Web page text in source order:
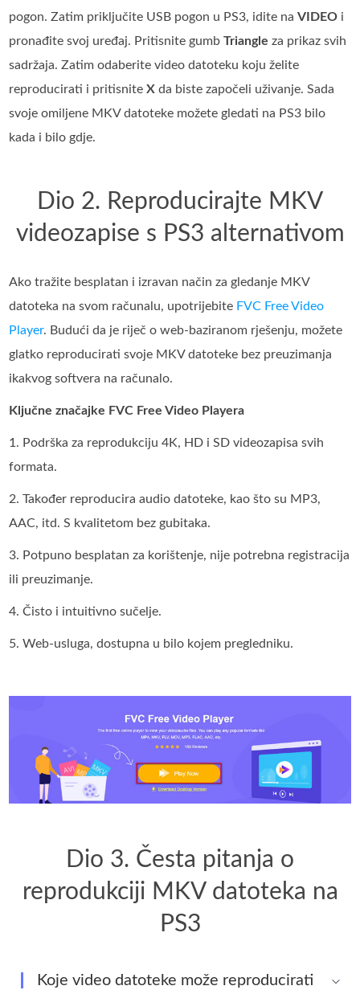
pogon. Zatim priključite USB pogon u PS3, idite naVIDEO i
pronađite svoj uređaj. Pritisnite gumbTriangleza prikaz svih
sadržaja. Zatim odaberite video datoteku koju želite
reproducirati i pritisniteX da biste započeli uživanje. Sada
svoje omiljene MKV datoteke možete gledati na PS3 bilo
kada i bilo gdje.
Dio 2. Reproducirajte MKV
videozapise s PS3 alternativom
Ako tražite besplatan i izravan način za gledanje MKV
datoteka na svom računalu, upotrijebite FVC Free Video
Player. Budući da je riječ o web-baziranom rješenju, možete
glatko reproducirati svoje MKV datoteke bez preuzimanja
ikakvog softvera na računalo.
Ključne značajke FVC Free Video Playera
1. Podrška za reprodukciju 4K, HD i SD videozapisa svih
formata.
2. Također reproducira audio datoteke, kao što su MP3,
AAC, itd. S kvalitetom bez gubitaka.
3. Potpuno besplatan za korištenje, nije potrebna registracija
ili preuzimanje.
4. Čisto i intuitivno sučelje.
5. Web-usluga, dostupna u bilo kojem pregledniku.
Dio 3. Česta pitanja o
reprodukciji MKV datoteka na
PS3
Koje video datoteke može reproducirati